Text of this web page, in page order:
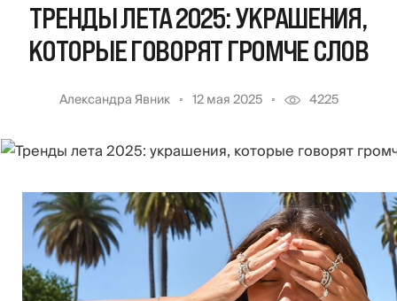
ТРЕНДЫ ЛЕТА 2025: УКРАШЕНИЯ,
КОТОРЫЕ ГОВОРЯТ ГРОМЧЕ СЛОВ
Александра Явник 12 мая 2025 4225